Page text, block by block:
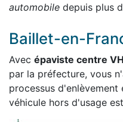
automobile depuis plus
Baillet-en-
Avec épaviste centre
par la préfecture, vous
processus
véhicule hors d'usage